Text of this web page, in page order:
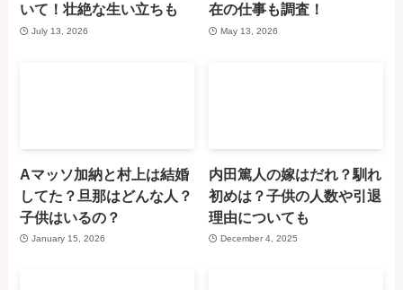
いて！壮絶な生い立ちも
July 13, 2026
在の仕事も調査！
May 13, 2026
Aマッソ加納と村上は結婚
してた？旦那はどんな人？
子供はいるの？
January 15, 2026
内田篤人の嫁はだれ？馴れ
初めは？子供の人数や引退
理由についても
December 4, 2025